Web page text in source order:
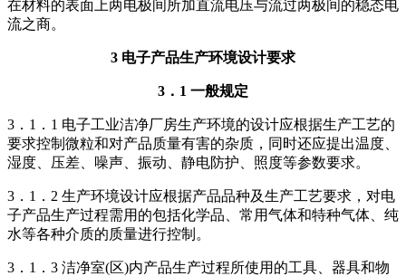
在材料的表面上两电极间所加直流电压与流过两极间的稳态电
流之商。
3 电子产品生产环境设计要求
3．1 一般规定
3．1．1 电子工业洁净厂房生产环境的设计应根据生产工艺的
要求控制微粒和对产品质量有害的杂质，同时还应提出温度、
湿度、压差、噪声、振动、静电防护、照度等参数要求。
3．1．2 生产环境设计应根据产品品种及生产工艺要求，对电
子产品生产过程需用的包括化学品、常用气体和特种气体、纯
水等各种介质的质量进行控制。
3．1．3 洁净室(区)内产品生产过程所使用的工具、器具和物